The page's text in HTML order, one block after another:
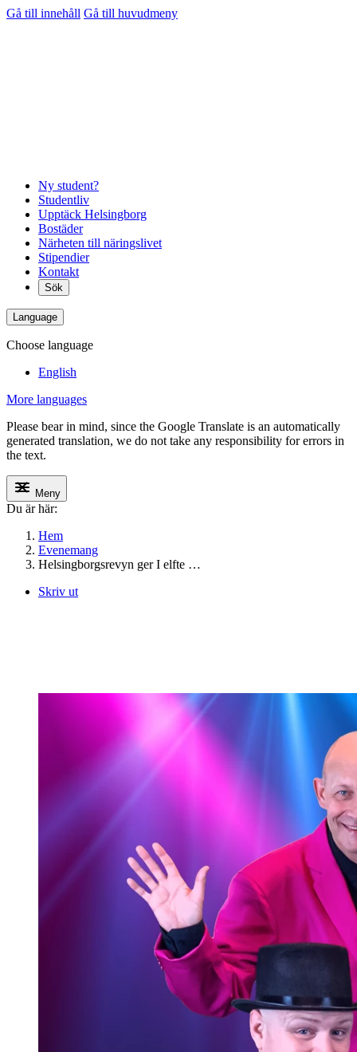
Gå till innehåll Gå till huvudmeny
Ny student?
Studentliv
Upptäck Helsingborg
Bostäder
Närheten till näringslivet
Stipendier
Kontakt
Sök
Language
Choose language
English
More languages
Please bear in mind, since the Google Translate is an automatically
generated translation, we do not take any responsibility for errors in
the text.
Meny
Du är här:
Hem
Evenemang
Helsingborgsrevyn ger I elfte …
Skriv ut